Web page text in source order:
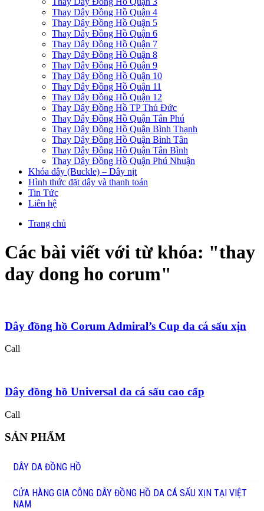
Thay Dây Đồng Hồ Quận 4
Thay Dây Đồng Hồ Quận 5
Thay Dây Đồng Hồ Quận 6
Thay Dây Đồng Hồ Quận 7
Thay Dây Đồng Hồ Quận 8
Thay Dây Đồng Hồ Quận 9
Thay Dây Đồng Hồ Quận 10
Thay Dây Đồng Hồ Quận 11
Thay Dây Đồng Hồ Quận 12
Thay Dây Đồng Hồ TP Thủ Đức
Thay Dây Đồng Hồ Quận Tân Phú
Thay Dây Đồng Hồ Quận Bình Thạnh
Thay Dây Đồng Hồ Quận Bình Tân
Thay Dây Đồng Hồ Quận Tân Bình
Thay Dây Đồng Hồ Quận Phú Nhuận
Khóa dây (Buckle) – Dây nịt
Hình thức đặt dây và thanh toán
Tin Tức
Liên hệ
Trang chủ
Các bài viết với từ khóa: "thay
day dong ho corum"
Dây đồng hồ Corum Admiral’s Cup da cá sấu xịn
Call
Dây đồng hồ Universal da cá sấu cao cấp
Call
SẢN PHẨM
DÂY DA ĐỒNG HỒ
CỬA HÀNG GIA CÔNG DÂY ĐỒNG HỒ DA CÁ SẤU XỊN TẠI VIỆT
NAM